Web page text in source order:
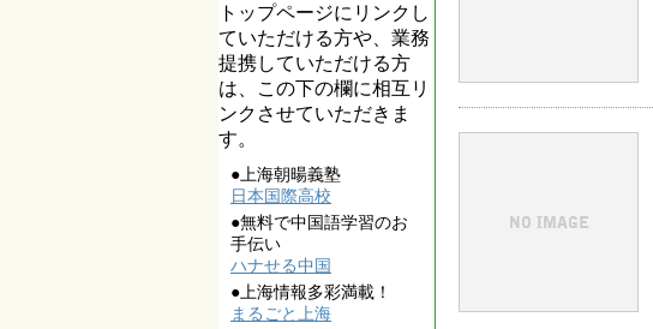
トップページにリンクし
ていただける方や、業務
提携していただける方
は、この下の欄に相互リ
ンクさせていただきま
す。
●上海朝暘義塾
日本国際高校
●無料で中国語学習のお
手伝い
ハナせる中国
●上海情報多彩満載！
まるごと上海